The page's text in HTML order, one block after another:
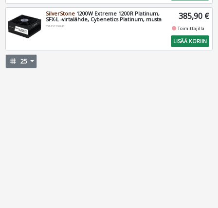
SilverStone 1200W Extreme 1200R Platinum,
SFX-L -virtalähde, Cybenetics Platinum, musta
SST-EX1200R-PL
385,90 €
fiber_manual_recordToimittajilla
LISÄÄ KORIIN
tag 25